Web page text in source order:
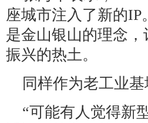
座城市注入了新的
是金山银山的理念
振兴的热土。
同样作为老工业
“可能有人觉得新